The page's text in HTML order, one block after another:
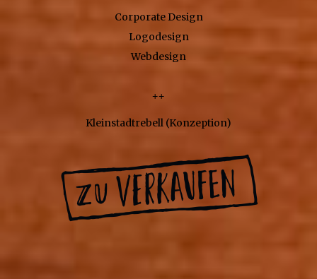
Corporate Design
Logodesign
Webdesign
++
Kleinstadtrebell (Konzeption)